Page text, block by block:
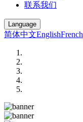
联系我们
Language
简体中文EnglishFrench